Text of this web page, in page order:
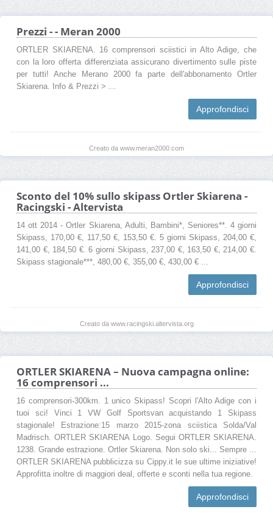
Prezzi - - Meran 2000
ORTLER SKIARENA. 16 comprensori sciistici in Alto Adige, che
con la loro offerta differenziata assicurano divertimento sulle piste
per tutti! Anche Merano 2000 fa parte dell'abbonamento Ortler
Skiarena. Info & Prezzi > ...
Approfondisci
Creato da www.meran2000.com
Sconto del 10% sullo skipass Ortler Skiarena -
Racingski - Altervista
14 ott 2014 - Ortler Skiarena, Adulti, Bambini*, Seniores**. 4 giorni
Skipass, 170,00 €, 117,50 €, 153,50 €. 5 giorni Skipass, 204,00 €,
141,00 €, 184,50 €. 6 giorni Skipass, 237,00 €, 163,50 €, 214,00 €.
Skipass stagionale***, 480,00 €, 355,00 €, 430,00 € ...
Approfondisci
Creato da www.racingski.altervista.org
ORTLER SKIARENA – Nuova campagna online:
16 comprensori ...
16 comprensori-300km. 1 unico Skipass! Scopri l'Alto Adige con i
tuoi sci! Vinci 1 VW Golf Sportsvan acquistando 1 Skipass
stagionale! Estrazione:15 marzo 2015-zona sciistica Solda/Val
Madrisch. ORTLER SKIARENA Logo. Segui ORTLER SKIARENA.
1238. Grande estrazione. Ortler Skiarena. Non solo ski... Sempre ...
ORTLER SKIARENA pubblicizza su Cippy.it le sue ultime iniziative!
Approfitta inoltre di maggiori deal, offerte e sconti nella tua regione.
Approfondisci